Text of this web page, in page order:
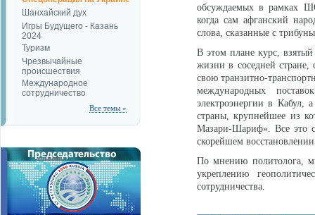
Шанхайский дух
Игры Будущего - Казань
2024
Туризм
Чрезвычайные
происшествия
Международное
сотрудничество
Все темы »
обсуждаемых в рамках
когда сам афганский
слова, сказанные с
В этом плане курс,
жизни в соседней стране,
свою транзитно-
международных
электроэнергии в Кабул,
страны, крупнейшее из
Мазари-Шариф». Все это
скорейшем
По мнению политолога,
укреплению
сотрудничества.